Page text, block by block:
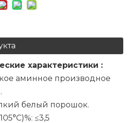
характеристики :
аминное производное
белый порошок.
≤3,5